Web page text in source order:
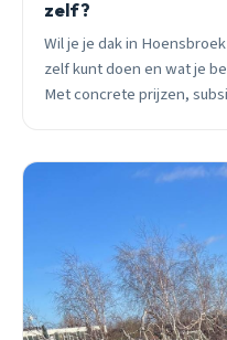
zelf?
Wil je je dak in
zelf kunt doen en wat je
Met concrete prijzen,